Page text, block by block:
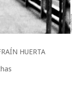
HUERTA